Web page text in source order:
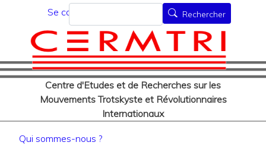
au
contenu
principal
Menu du compte de
Se connecter
Centre d'Etudes et de Recherches sur les
Mouvements Trotskyste et Révolutionnaires
Internationaux
Rechercher Rechercher
Navigation principale
Qui sommes-nous ?